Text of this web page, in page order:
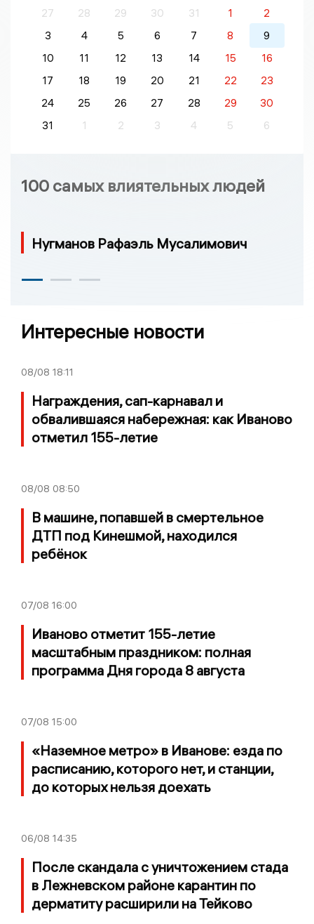
27
28 29 30 31 1
2
3
4 5 6 7 8
9
10
11 12 13 14 15
16
17
18 19 20 21 22
23
24
25 26 27 28 29
30
31
1 2 3 4 5 6
100 самых влиятельных людей
Нугманов Рафаэль Мусалимович
Интересные новости
08/08 18:11
Награждения, сап-карнавал и
обвалившаяся набережная: как Иваново
отметил 155-летие
08/08 08:50
В машине, попавшей в смертельное
ДТП под Кинешмой, находился
ребёнок
07/08 16:00
Иваново отметит 155-летие
масштабным праздником: полная
программа Дня города 8 августа
07/08 15:00
«Наземное метро» в Иванове: езда по
расписанию, которого нет, и станции,
до которых нельзя доехать
06/08 14:35
После скандала с уничтожением стада
в Лежневском районе карантин по
дерматиту расширили на Тейково